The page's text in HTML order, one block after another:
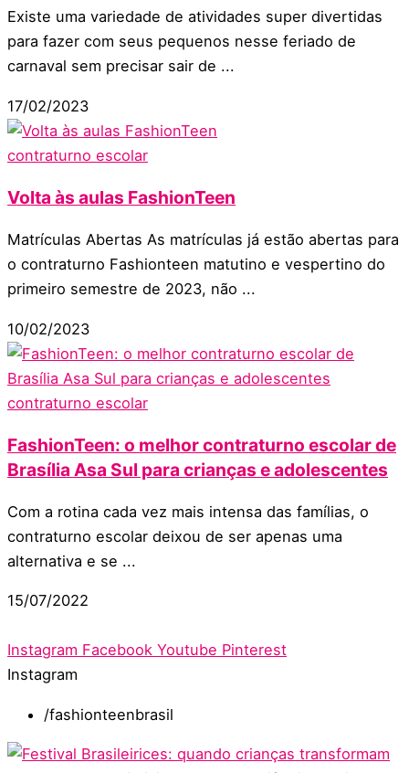
Existe uma variedade de atividades super divertidas
para fazer com seus pequenos nesse feriado de
carnaval sem precisar sair de ...
17/02/2023
contraturno escolar
Volta às aulas FashionTeen
Matrículas Abertas As matrículas já estão abertas para
o contraturno Fashionteen matutino e vespertino do
primeiro semestre de 2023, não ...
10/02/2023
contraturno escolar
FashionTeen: o melhor contraturno escolar de
Brasília Asa Sul para crianças e adolescentes
Com a rotina cada vez mais intensa das famílias, o
contraturno escolar deixou de ser apenas uma
alternativa e se ...
15/07/2022
Instagram Facebook Youtube Pinterest
Instagram
/fashionteenbrasil